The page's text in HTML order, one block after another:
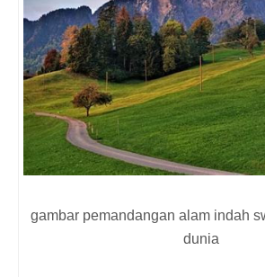
gambar pemandangan alam indah
dunia